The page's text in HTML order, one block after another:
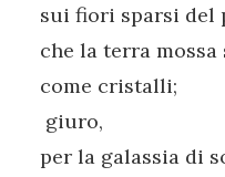
sui fiori sparsi del
che la terra mossa
come cristalli;
giuro,
per la galassia di